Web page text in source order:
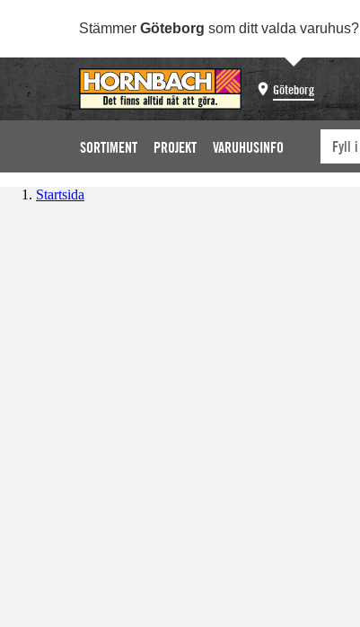
Stämmer Göteborg som ditt valda varuhus?
Göteborg
SORTIMENT PROJEKT VARUHUSINFO
Startsida